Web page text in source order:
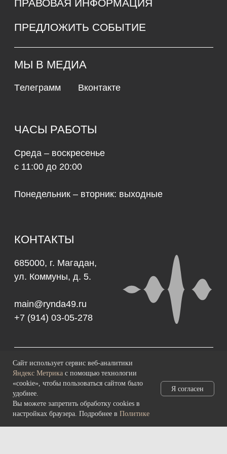
Сайт использует сервис веб-аналитики
Яндекс Метрика с помощью технологии
«cookie», чтобы пользоваться сайтом было
удобнее.
Вы можете запретить обработку cookies в
настройках браузера. Подробнее в Политике
Я согласен
и обработки персональных данных